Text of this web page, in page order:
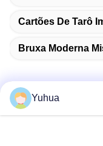
Cartões De Tarô
Bruxa Moderna
Yuhua